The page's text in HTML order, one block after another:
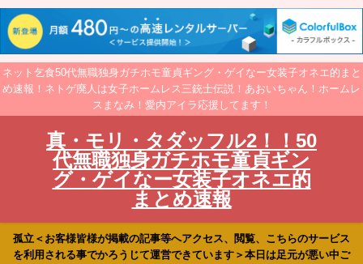
ネット乞食50代無職独身ガチホモ童貞ギング・ゲイなー女装子オネエ的まと
め速報！ネトゲ廃人は女子ホームレス三銃士伝説！あおいちゃん！ホームレ
スまなみ！愛内アイラ応援してます！
真・モリ・タダッフル2！！50
代無職独身ガチホモ童貞ギン
グ・ゲイなー女装子オネエ的
まとめ速報
孤立＜お客様皆様が掲載の記事等へアクセス、閲覧、こちらのサービス
を利用される事でかろうじて運営できています＞本日は足元が悪い中ご